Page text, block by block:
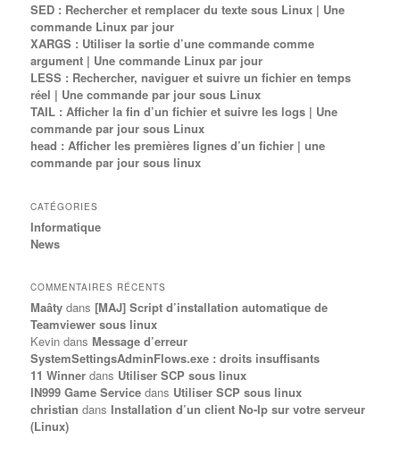
SED : Rechercher et remplacer du texte sous Linux | Une
commande Linux par jour
XARGS : Utiliser la sortie d’une commande comme
argument | Une commande Linux par jour
LESS : Rechercher, naviguer et suivre un fichier en temps
réel | Une commande par jour sous Linux
TAIL : Afficher la fin d’un fichier et suivre les logs | Une
commande par jour sous Linux
head : Afficher les premières lignes d’un fichier | une
commande par jour sous linux
CATÉGORIES
Informatique
News
COMMENTAIRES RÉCENTS
Maâty dans [MAJ] Script d’installation automatique de
Teamviewer sous linux
Kevin dans Message d’erreur
SystemSettingsAdminFlows.exe : droits insuffisants
11 Winner dans Utiliser SCP sous linux
IN999 Game Service dans Utiliser SCP sous linux
christian dansInstallation d’un client No-Ip sur votre serveur
(Linux)